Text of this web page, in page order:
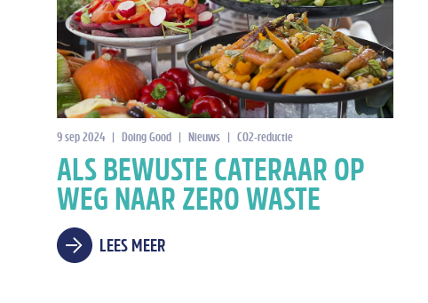
9 sep 2024 | Doing Good | Nieuws | CO2-reductie
ALS BEWUSTE CATERAAR OP
WEG NAAR ZERO WASTE
LEES MEER